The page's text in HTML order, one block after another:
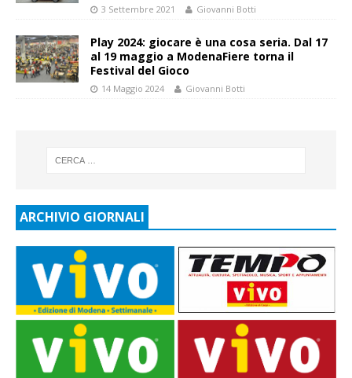
3 Settembre 2021 Giovanni Botti
Play 2024: giocare è una cosa seria. Dal 17
al 19 maggio a ModenaFiere torna il
Festival del Gioco
14 Maggio 2024 Giovanni Botti
ARCHIVIO GIORNALI